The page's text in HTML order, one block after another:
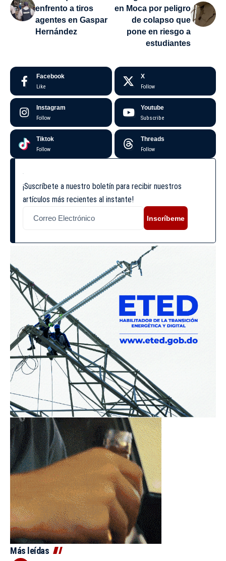
enfrento a tiros
agentes en Gaspar
Hernández
en Moca por peligro
de colapso que
pone en riesgo a
estudiantes
Facebook
Like
X
Follow
Instagram
Follow
Youtube
Subscribe
Tiktok
Follow
Threads
Follow
¡Suscríbete a nuestro boletín para recibir nuestros
artículos más recientes al instante!
Inscríbeme
Más leídas